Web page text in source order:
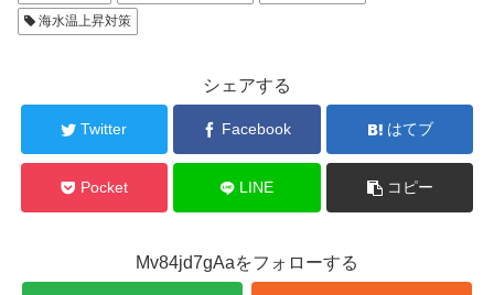
海水温上昇対策
シェアする
Twitter Facebook はてブ
Pocket LINE コピー
Mv84jd7gAaをフォローする